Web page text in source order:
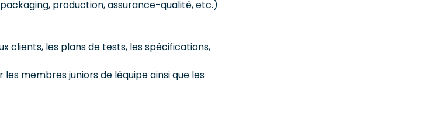
production, assurance-qualité, etc.)
clients, les plans de tests, les spécifications,
membres juniors de léquipe ainsi que les